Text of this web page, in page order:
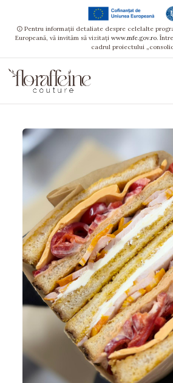
Pentru informații detaliate despre celelalte
Europeană, vă invităm să vizitați www.mfe.gov.ro.
cadrul proiectului